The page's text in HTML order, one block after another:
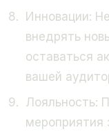
Инновации:
внедрять
оставаться
вашей
Лояльность:
мероприятия